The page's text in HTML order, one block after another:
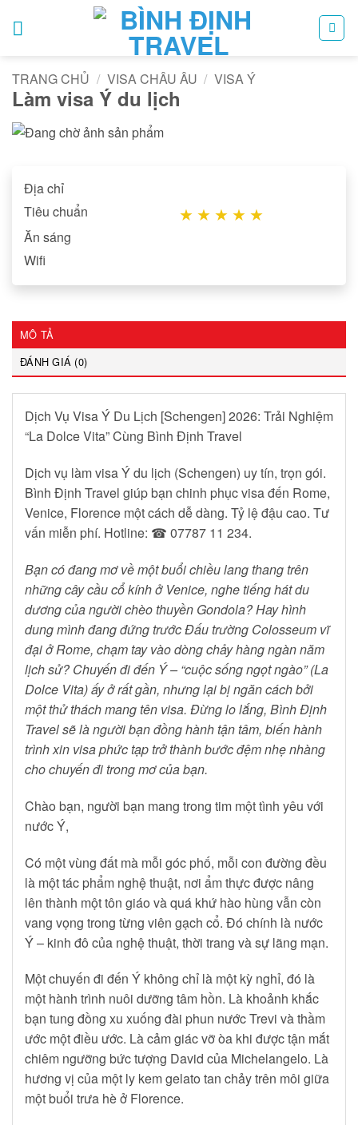
qua
TRANG CHỦ / VISA CHÂU ÂU / VISA Ý
Làm visa Ý du lịch
Địa chỉ
Tiêu chuẩn
★ ★ ★ ★ ★
Ăn sáng
Wifi
MÔ TẢ
ĐÁNH GIÁ (0)
Dịch Vụ Visa Ý Du Lịch [Schengen] 2026: Trải Nghiệm
“La Dolce Vita” Cùng Bình Định Travel
Dịch vụ làm visa Ý du lịch (Schengen) uy tín, trọn gói.
Bình Định Travel giúp bạn chinh phục visa đến Rome,
Venice, Florence một cách dễ dàng. Tỷ lệ đậu cao. Tư
vấn miễn phí. Hotline: ☎ 07787 11 234.
Bạn có đang mơ về một buổi chiều lang thang trên
những cây cầu cổ kính ở Venice, nghe tiếng hát du
dương của người chèo thuyền Gondola? Hay hình
dung mình đang đứng trước Đấu trường Colosseum vĩ
đại ở Rome, chạm tay vào dòng chảy hàng ngàn năm
lịch sử? Chuyến đi đến Ý – “cuộc sống ngọt ngào” (La
Dolce Vita) ấy ở rất gần, nhưng lại bị ngăn cách bởi
một thử thách mang tên visa. Đừng lo lắng, Bình Định
Travel sẽ là người bạn đồng hành tận tâm, biến hành
trình xin visa phức tạp trở thành bước đệm nhẹ nhàng
cho chuyến đi trong mơ của bạn.
Chào bạn, người bạn mang trong tim một tình yêu với
nước Ý,
Có một vùng đất mà mỗi góc phố, mỗi con đường đều
là một tác phẩm nghệ thuật, nơi ẩm thực được nâng
lên thành một tôn giáo và quá khứ hào hùng vẫn còn
vang vọng trong từng viên gạch cổ. Đó chính là nước
Ý – kinh đô của nghệ thuật, thời trang và sự lãng mạn.
Một chuyến đi đến Ý không chỉ là một kỳ nghỉ, đó là
một hành trình nuôi dưỡng tâm hồn. Là khoảnh khắc
bạn tung đồng xu xuống đài phun nước Trevi và thầm
ước một điều ước. Là cảm giác vỡ òa khi được tận mắt
chiêm ngưỡng bức tượng David của Michelangelo. Là
hương vị của một ly kem gelato tan chảy trên môi giữa
một buổi trưa hè ở Florence.